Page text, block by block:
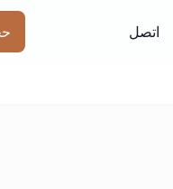
اتصل